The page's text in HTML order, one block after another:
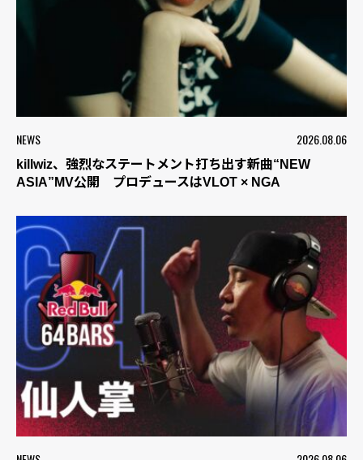
NEWS 2026.08.06
killwiz、強烈なステートメント打ち出す新曲“NEW
ASIA”MV公開 プロデュースはVLOT × NGA